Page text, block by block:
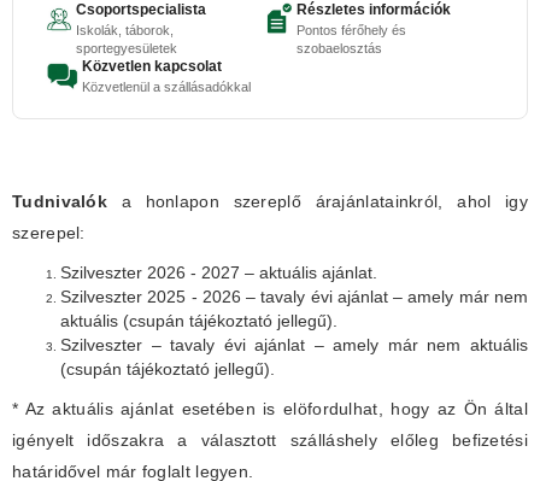
Csoportspecialista
Iskolák, táborok,
sportegyesületek
Részletes információk
Pontos férőhely és
szobaelosztás
Közvetlen kapcsolat
Közvetlenül a szállásadókkal
Tudnivalók a honlapon szereplő árajánlatainkról, ahol igy
szerepel:
Szilveszter 2026 - 2027 – aktuális ajánlat.
Szilveszter 2025 - 2026 – tavaly évi ajánlat – amely már nem
aktuális (csupán tájékoztató jellegű).
Szilveszter – tavaly évi ajánlat – amely már nem aktuális
(csupán tájékoztató jellegű).
* Az aktuális ajánlat esetében is elöfordulhat, hogy az Ön által
igényelt időszakra a választott szálláshely előleg befizetési
határidővel már foglalt legyen.